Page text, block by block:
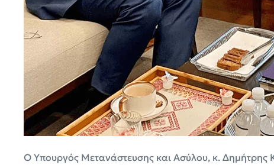
Ο Υπουργός Μετανάστευσης και Ασύλου, κ. Δημήτρης